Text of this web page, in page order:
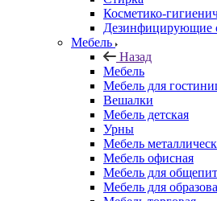
Косметико-
Дезинфицирующие
Мебель
Назад
Мебель
Мебель для
Вешалки
Мебель детская
Урны
Мебель
Мебель офисная
Мебель для
Мебель для